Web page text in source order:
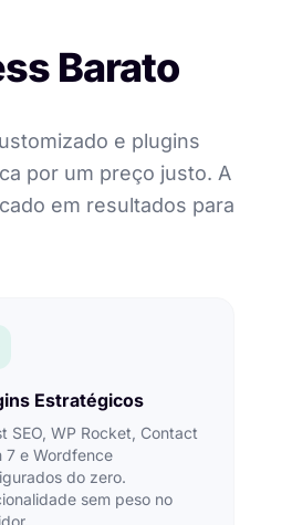
Barato
e plugins
por um preço justo. A
em resultados para
Estratégicos
SEO, WP Rocket, Contact
7 e Wordfence
do zero.
sem peso no